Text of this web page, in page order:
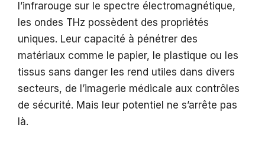
l’infrarouge sur le spectre électromagnétique,
les ondes THz possèdent des propriétés
uniques. Leur capacité à pénétrer des
matériaux comme le papier, le plastique ou les
tissus sans danger les rend utiles dans divers
secteurs, de l’imagerie médicale aux contrôles
de sécurité. Mais leur potentiel ne s’arrête pas
là.